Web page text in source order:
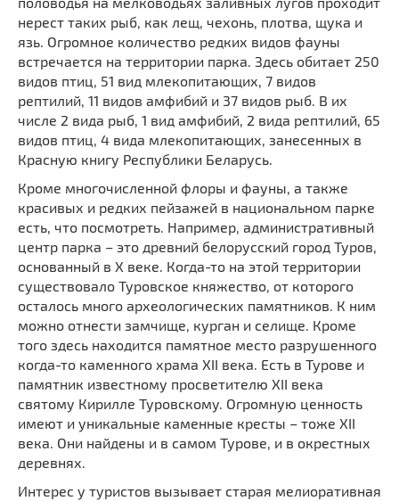
нерест таких рыб, как лещ, чехонь, плотва, щука и
язь. Огромное количество редких видов фауны
встречается на территории парка. Здесь обитает 250
видов птиц, 51 вид млекопитающих, 7 видов
рептилий, 11 видов амфибий и 37 видов рыб. В их
числе 2 вида рыб, 1 вид амфибий, 2 вида рептилий, 65
видов птиц, 4 вида млекопитающих, занесенных в
Красную книгу Республики Беларусь.
Кроме многочисленной флоры и фауны, а также
красивых и редких пейзажей в национальном парке
есть, что посмотреть. Например, административный
центр парка – это древний белорусский город Туров,
основанный в X веке. Когда-то на этой территории
существовало Туровское княжество, от которого
осталось много археологических памятников. К ним
можно отнести замчище, курган и селище. Кроме
того здесь находится памятное место разрушенного
когда-то каменного храма XII века. Есть в Турове и
памятник известному просветителю XII века
святому Кирилле Туровскому. Огромную ценность
имеют и уникальные каменные кресты – тоже XII
века. Они найдены и в самом Турове, и в окрестных
деревнях.
Интерес у туристов вызывает старая мелиоративная